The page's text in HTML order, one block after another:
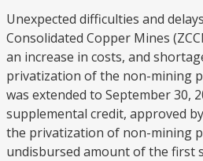
Unexpected difficulties and
Consolidated Copper Mines
an increase in costs, and
privatization of the non-mining
was extended to September 30,
supplemental credit, approved
the privatization of non-mining
undisbursed amount of the first